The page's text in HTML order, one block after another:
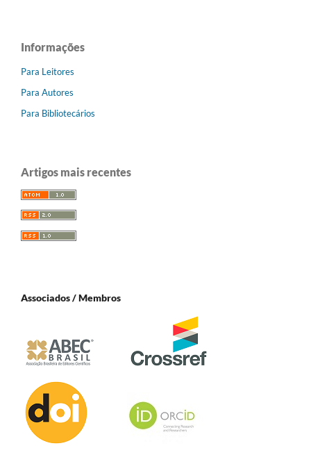
Informações
Para Leitores
Para Autores
Para Bibliotecários
Artigos mais recentes
Associados / Membros